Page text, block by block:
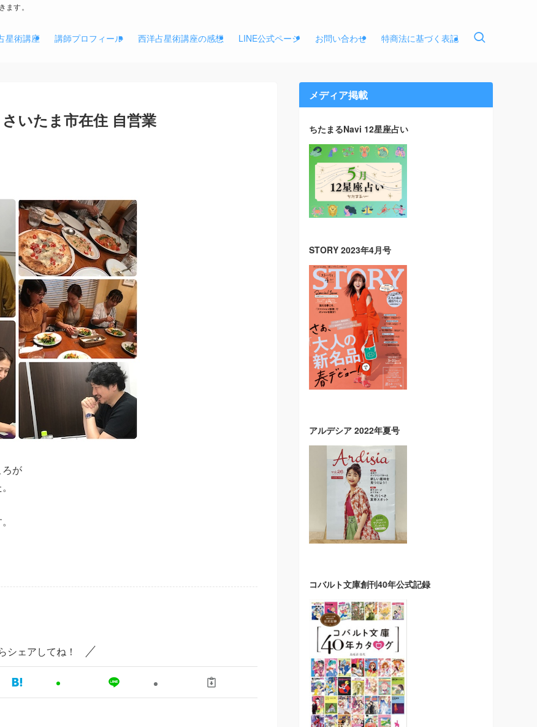
す。
星術講座 講師プロフィール 西洋占星術講座の感想 LINE公式ページ お問い合わせ 特商法に基づく表記
さいたま市在住 自営業
が
シェアしてね！
メディア掲載
ちたまるNavi 12星座占い
STORY 2023年4月号
アルデシア 2022年夏号
コバルト文庫創刊40年公式記録